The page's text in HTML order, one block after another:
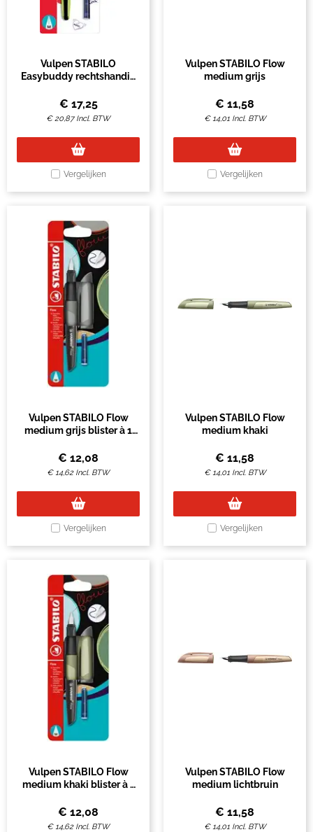
Vulpen STABILO
Easybuddy rechtshandig
stuk
€ 17,25
€20,87 Incl. BTW
Vergelijken
Vulpen STABILO Flow
medium grijs
€ 11,58
€14,01 Incl. BTW
Vergelijken
Vulpen STABILO Flow
medium grijs blister à 1
€ 12,08
€14,62 Incl. BTW
Vergelijken
Vulpen STABILO Flow
medium khaki
€ 11,58
€14,01 Incl. BTW
Vergelijken
Vulpen STABILO Flow
medium khaki blister à 1
€ 12,08
€14,62 Incl. BTW
Vulpen STABILO Flow
medium lichtbruin
€ 11,58
€14,01 Incl. BTW